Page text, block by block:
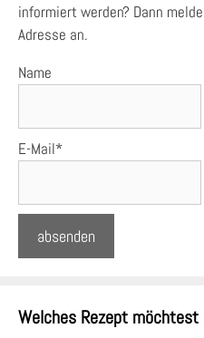
informiert werden? Dann
Adresse an.
Name
E-Mail*
Welches Rezept möchtest